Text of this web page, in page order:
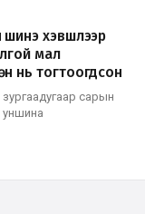
шинэ хэвшлээр
мал
нь тогтоогдсон
сарын
уншина